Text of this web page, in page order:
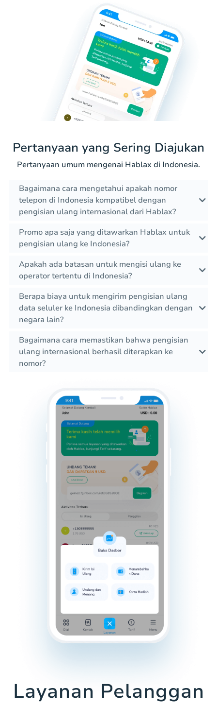
Pertanyaan yang Sering Diajukan
Pertanyaan umum mengenai Hablax di Indonesia.
Bagaimana cara mengetahui apakah nomor
telepon di Indonesia kompatibel dengan
pengisian ulang internasional dari Hablax?
Promo apa saja yang ditawarkan Hablax untuk
pengisian ulang ke Indonesia?
Apakah ada batasan untuk mengisi ulang ke
operator tertentu di Indonesia?
Berapa biaya untuk mengirim pengisian ulang
data seluler ke Indonesia dibandingkan dengan
negara lain?
Bagaimana cara memastikan bahwa pengisian
ulang internasional berhasil diterapkan ke
nomor?
Layanan Pelanggan